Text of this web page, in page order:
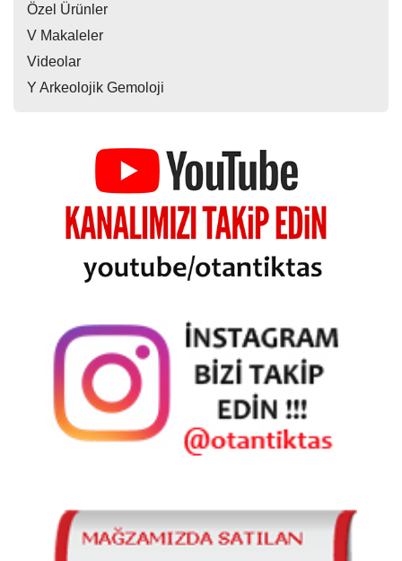
Özel Ürünler
V Makaleler
Videolar
Y Arkeolojik Gemoloji